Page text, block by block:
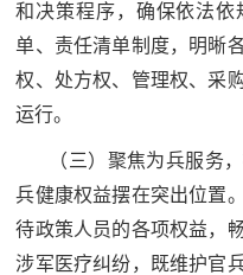
防
旅
色
文
旅
我
和决策程序，确保依法
单、责任清单制度，明晰
权、处方权、管理权、采
运行。
（三）聚焦为兵服务
兵健康权益摆在突出位置
待政策人员的各项权益，
涉军医疗纠纷，既维护官